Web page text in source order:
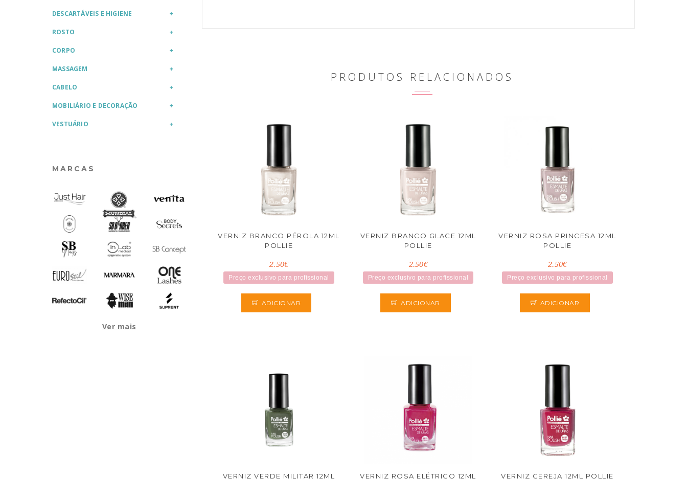
DESCARTÁVEIS E HIGIENE
ROSTO
CORPO
MASSAGEM
CABELO
MOBILIÁRIO E DECORAÇÃO
VESTUÁRIO
MARCAS
Ver mais
PRODUTOS RELACIONADOS
VERNIZ BRANCO PÉROLA 12ML
POLLIE
2.50€
Preço exclusivo para profissional
ADICIONAR
VERNIZ BRANCO GLACE 12ML
POLLIE
2.50€
Preço exclusivo para profissional
ADICIONAR
VERNIZ ROSA PRINCESA 12ML
POLLIE
2.50€
Preço exclusivo para profissional
ADICIONAR
VERNIZ VERDE MILITAR 12ML
VERNIZ ROSA ELÉTRICO 12ML
VERNIZ CEREJA 12ML POLLIE